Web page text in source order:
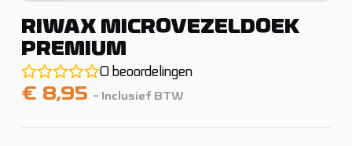
RIWAX MICROVEZELDOEK
PREMIUM
0 beoordelingen
€ 8,95 - Inclusief BTW